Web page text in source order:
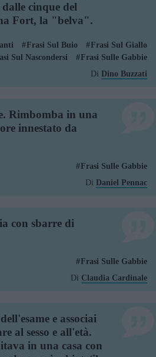
cinque del
Fort, la "belva".
Frasi Sul Buio
Frasi Sul Giallo
Sul Nascondersi
Frasi Sulle Gabbie
Di Dino Buzzati
Rimbomba in una
innestato da
Frasi Sulle Gabbie
Di Daniel Pennac
con sbarre di
Frasi Sulle Gabbie
Di Claudia Cardinale
e associai
al sesso e all'età.
in una casa con